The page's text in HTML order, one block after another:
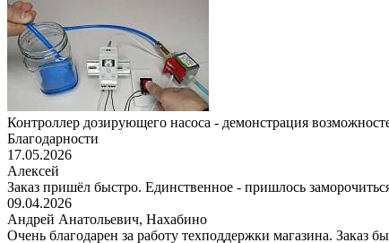
Контроллер дозирующего насоса - демонстрация
Благодарности
17.05.2026
Алексей
Заказ пришёл быстро. Единственное - пришлось
09.04.2026
Андрей Анатольевич, Нахабино
Очень благодарен за работу техподдержки магазина. Заказ